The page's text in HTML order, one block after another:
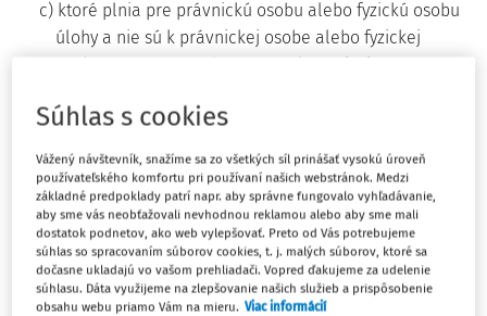
c) ktoré plnia pre právnickú osobu alebo fyzickú osobu
úlohy a nie sú k právnickej osobe alebo fyzickej
osobe v pracovnoprávnom vzťahu, ani v inom
pri pracovných cestách počas dočasného pridelenia.1b)
(4) Tento zákon sa nevzťahuje na poskytovanie náhrad
členom posádok námorných lodí počas nalodenia.2)
(5) Zamestnancovi nepatrí náhrada podľa tohto zákona, ak
mu je preukázane poskytnutá inou právnickou osobou
Súhlas s cookies
Vážený návštevník, snažíme sa zo všetkých síl prinášať vysokú úroveň
používateľského komfortu pri používaní našich webstránok. Medzi
základné predpoklady patrí napr. aby správne fungovalo vyhľadávanie,
aby sme vás neobťažovali nevhodnou reklamou alebo aby sme mali
dostatok podnetov, ako web vylepšovať. Preto od Vás potrebujeme
súhlas so spracovaním súborov cookies, t. j. malých súborov, ktoré sa
dočasne ukladajú vo vašom prehliadači. Vopred ďakujeme za udelenie
súhlasu. Dáta využijeme na zlepšovanie našich služieb a prispôsobenie
obsahu webu priamo Vám na mieru. Viac informácií